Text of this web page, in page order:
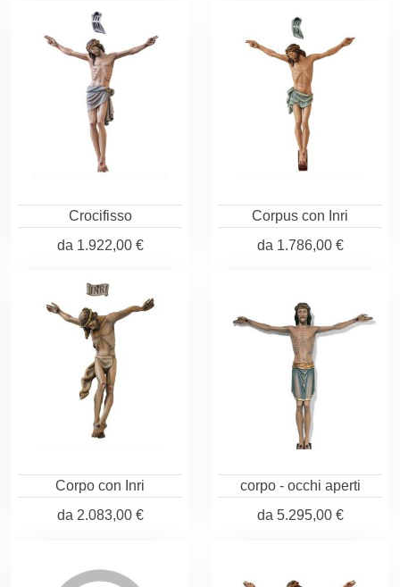
Crocifisso
da 1.922,00 €
Corpus con Inri
da 1.786,00 €
Corpo con Inri
da 2.083,00 €
corpo - occhi aperti
da 5.295,00 €